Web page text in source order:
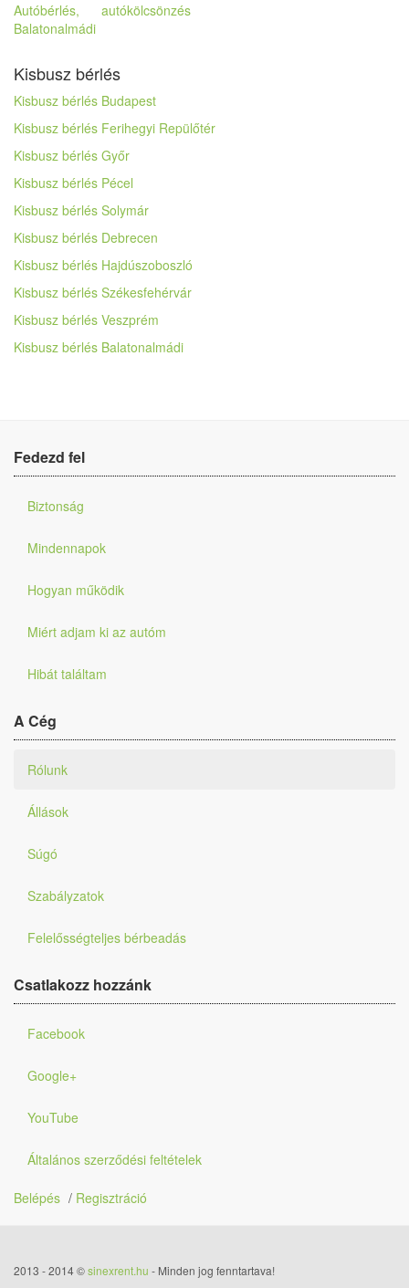
Autóbérlés, autókölcsönzés
Balatonalmádi
Kisbusz bérlés
Kisbusz bérlés Budapest
Kisbusz bérlés Ferihegyi Repülőtér
Kisbusz bérlés Győr
Kisbusz bérlés Pécel
Kisbusz bérlés Solymár
Kisbusz bérlés Debrecen
Kisbusz bérlés Hajdúszoboszló
Kisbusz bérlés Székesfehérvár
Kisbusz bérlés Veszprém
Kisbusz bérlés Balatonalmádi
Fedezd fel
Biztonság
Mindennapok
Hogyan működik
Miért adjam ki az autóm
Hibát találtam
A Cég
Rólunk
Állások
Súgó
Szabályzatok
Felelősségteljes bérbeadás
Csatlakozz hozzánk
Facebook
Google+
YouTube
Általános szerződési feltételek
Belépés / Regisztráció
2013 - 2014 ©sinexrent.hu ‐ Minden jog fenntartava!